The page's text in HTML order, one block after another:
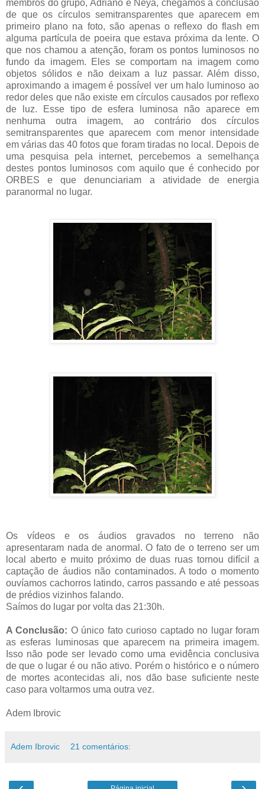
membros do grupo, Adriano e Neya, chegamos à conclusão
de que os círculos semitransparentes que aparecem em
primeiro plano na foto, são apenas o reflexo do flash em
alguma partícula de poeira que estava próxima da lente. O
que nos chamou a atenção, foram os pontos luminosos no
fundo da imagem. Eles se comportam na imagem como
objetos sólidos e não deixam a luz passar. Além disso,
aproximando a imagem é possível ver um halo luminoso ao
redor deles que não existe em círculos causados por reflexo
de luz. Esse tipo de esfera luminosa não aparece em
nenhuma outra imagem, ao contrário dos círculos
semitransparentes que aparecem com menor intensidade
em várias das 40 fotos que foram tiradas no local. Depois de
uma pesquisa pela internet, percebemos a semelhança
destes pontos luminosos com aquilo que é conhecido por
ORBES e que denunciariam a atividade de energia
paranormal no lugar.
Os vídeos e os áudios gravados no terreno não
apresentaram nada de anormal. O fato de o terreno ser um
local aberto e muito próximo de duas ruas tornou difícil a
captação de áudios não contaminados. A todo o momento
ouvíamos cachorros latindo, carros passando e até pessoas
de prédios vizinhos falando.
Saímos do lugar por volta das 21:30h.
A Conclusão: O único fato curioso captado no lugar foram
as esferas luminosas que aparecem na primeira imagem.
Isso não pode ser levado como uma evidência conclusiva
de que o lugar é ou não ativo. Porém o histórico e o número
de mortes acontecidas ali, nos dão base suficiente neste
caso para voltarmos uma outra vez.
Adem Ibrovic
Adem Ibrovic 21 comentários: